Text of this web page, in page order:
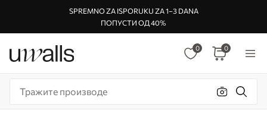
SPREMNO ZA ISPORUKU ZA 1–3 DANA
ПОПУСТИ ОД 40%
0 0